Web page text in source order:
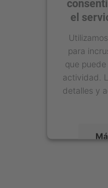
el
para
que
actividad.
detalles y